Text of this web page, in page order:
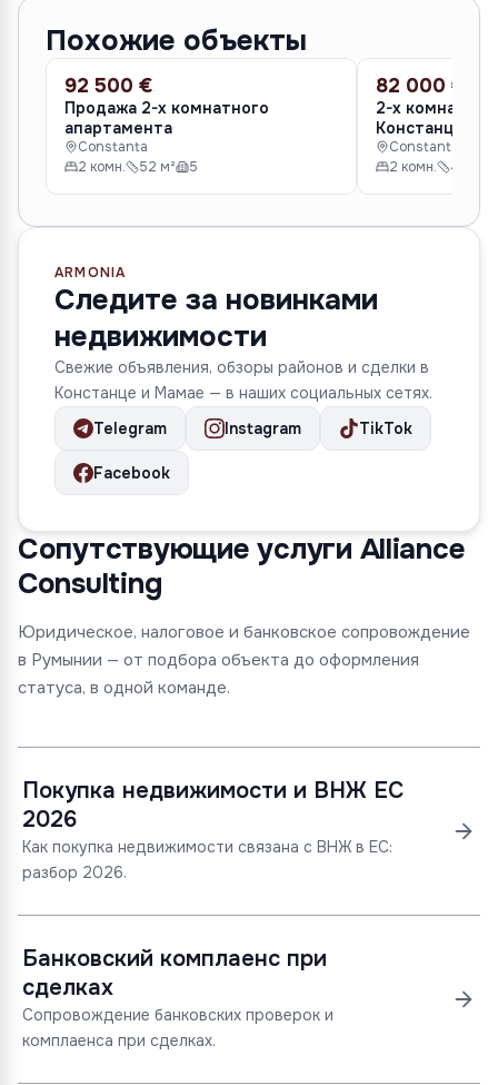
Похожие объекты
ПРОДАЖА
92 500 €
Продажа 2-х комнатного
апартамента
Constanta
2 комн.
52 м² 5
ПРОДАЖА
82 000 €
2-х комнатная
Констанце
Constanta
2 комн.
40 м²
ARMONIA
Следите за новинками
недвижимости
Свежие объявления, обзоры районов и сделки в
Констанце и Мамае — в наших социальных сетях.
Telegram
Instagram TikTok
Facebook
Сопутствующие услуги Alliance
Consulting
Юридическое, налоговое и банковское сопровождение
в Румынии — от подбора объекта до оформления
статуса, в одной команде.
Покупка недвижимости и ВНЖ ЕС
2026
Как покупка недвижимости связана с ВНЖ в ЕС:
разбор 2026.
Банковский комплаенс при
сделках
Сопровождение банковских проверок и
комплаенса при сделках.